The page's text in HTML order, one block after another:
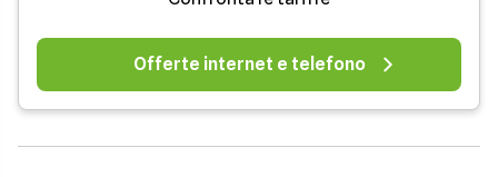
Offerte internet e telefono